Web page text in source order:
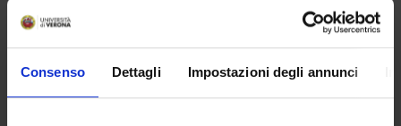
Consenso Dettagli Impostazioni degli annunci
Calendario didattico
A.A. 2026/2027